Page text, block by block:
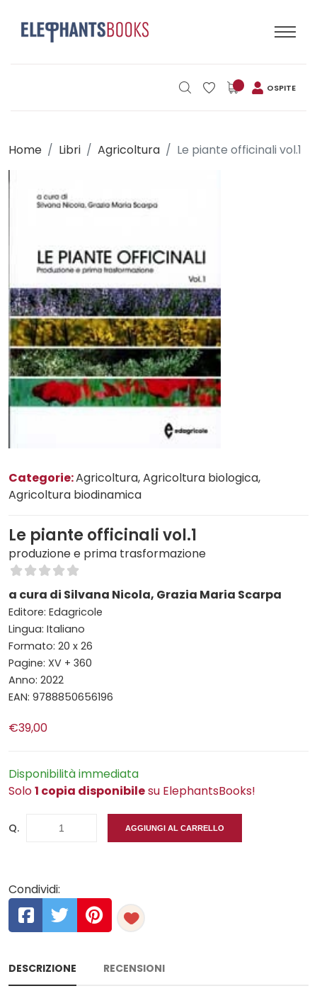
OSPITE
Home Libri Agricoltura Le piante officinali vol.1
Categorie:Agricoltura, Agricoltura biologica,
Agricoltura biodinamica
Le piante officinali vol.1
produzione e prima trasformazione
a cura di Silvana Nicola, Grazia Maria Scarpa
Editore: Edagricole
Lingua: Italiano
Formato: 20 x 26
Pagine: XV + 360
Anno: 2022
EAN: 9788850656196
€39,00
Disponibilità immediata
Solo1 copia disponibilesu ElephantsBooks!
Q. AGGIUNGI AL CARRELLO
Condividi:
DESCRIZIONE RECENSIONI